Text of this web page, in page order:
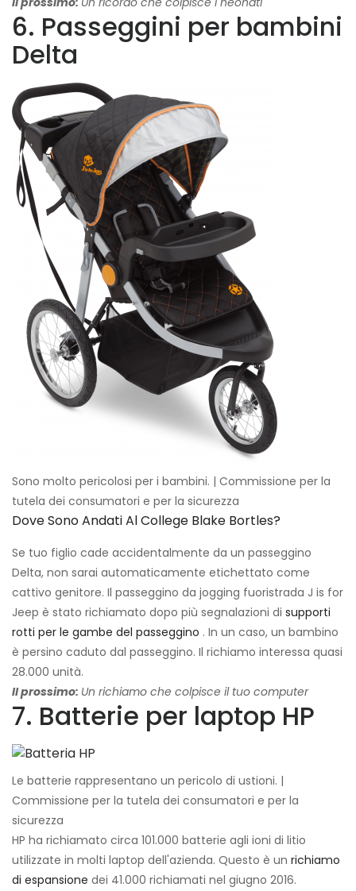
6. Passeggini per bambini
Delta
Sono molto pericolosi per i bambini. | Commissione per la
tutela dei consumatori e per la sicurezza
Dove Sono Andati Al College Blake Bortles?
Se tuo figlio cade accidentalmente da un passeggino
Delta, non sarai automaticamente etichettato come
cattivo genitore. Il passeggino da jogging fuoristrada J is for
Jeep è stato richiamato dopo più segnalazioni di supporti
rotti per le gambe del passeggino . In un caso, un bambino
è persino caduto dal passeggino. Il richiamo interessa quasi
28.000 unità.
Il prossimo: Un richiamo che colpisce il tuo computer
7. Batterie per laptop HP
Le batterie rappresentano un pericolo di ustioni. |
Commissione per la tutela dei consumatori e per la
sicurezza
HP ha richiamato circa 101.000 batterie agli ioni di litio
utilizzate in molti laptop dell'azienda. Questo è un richiamo
di espansione dei 41.000 richiamati nel giugno 2016.